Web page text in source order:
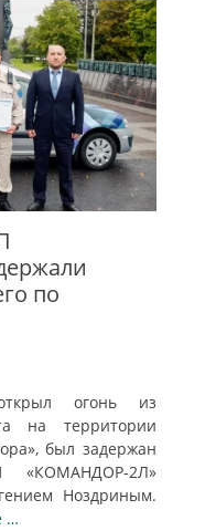
по
огонь из
на территории
был задержан
2Л»
Ноздриным.
…